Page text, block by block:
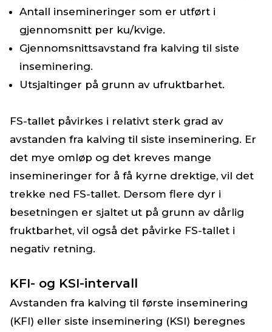
Antall insemineringer som er utført i
gjennomsnitt per ku/kvige.
Gjennomsnittsavstand fra kalving til siste
inseminering.
Utsjaltinger på grunn av ufruktbarhet.
FS-tallet påvirkes i relativt sterk grad av
avstanden fra kalving til siste inseminering. Er
det mye omløp og det kreves mange
insemineringer for å få kyrne drektige, vil det
trekke ned FS-tallet. Dersom flere dyr i
besetningen er sjaltet ut på grunn av dårlig
fruktbarhet, vil også det påvirke FS-tallet i
negativ retning.
KFI- og KSI-intervall
Avstanden fra kalving til første inseminering
(KFI) eller siste inseminering (KSI) beregnes